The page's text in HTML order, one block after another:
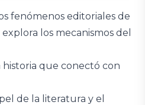
fenómenos editoriales de
explora los mecanismos del
historia que conectó con
de la literatura y el